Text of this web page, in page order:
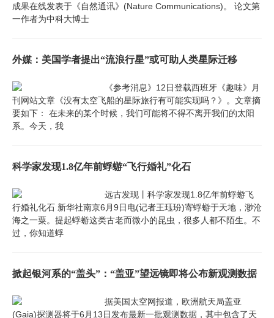
成果在线发表于《自然通讯》(Nature Communications)。 论文第
一作者为中科大博士
外媒：美国学者提出“流浪行星”或可助人类星际迁移
《参考消息》12日登载西班牙《趣味》月
刊网站文章《没有太空飞船的星际旅行有可能实现吗？》。文章摘
要如下： 在未来的某个时候，我们可能将不得不离开我们的太阳
系。今天，我
科学家发现1.8亿年前蜉蝣“飞行婚礼”化石
远古发现丨科学家发现1.8亿年前蜉蝣飞
行婚礼化石 新华社南京6月9日电(记者王珏玢)寄蜉蝣于天地，渺沧
海之一粟。提起蜉蝣这类古老而微小的昆虫，很多人都不陌生。不
过，你知道蜉
掀起银河系的“盖头”：“盖亚”望远镜即将公布新观测数据
据美国太空网报道，欧洲航天局盖亚
(Gaia)探测器将于6月13日发布最新一批观测数据，其中包含了天